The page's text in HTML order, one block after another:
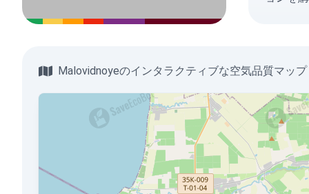
Malovidnoyeのインタラクティブな空気品質マップ